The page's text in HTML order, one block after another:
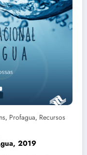
, Profagua, Recursos
2019